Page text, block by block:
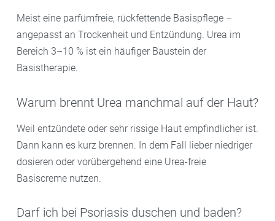
Meist eine parfümfreie, rückfettende Basispflege –
angepasst an Trockenheit und Entzündung. Urea im
Bereich 3–10 % ist ein häufiger Baustein der
Basistherapie.
Warum brennt Urea manchmal auf der Haut?
Weil entzündete oder sehr rissige Haut empfindlicher ist.
Dann kann es kurz brennen. In dem Fall lieber niedriger
dosieren oder vorübergehend eine Urea-freie
Basiscreme nutzen.
Darf ich bei Psoriasis duschen und baden?